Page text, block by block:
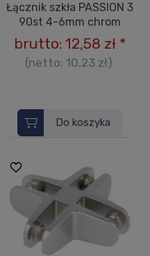
Łącznik szkła PASSION 3
90st 4-6mm chrom
brutto: 12,58 zł *
(netto: 10,23 zł)
Do koszyka